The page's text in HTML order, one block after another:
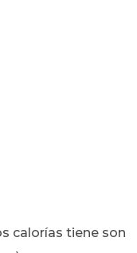
calorías tiene son